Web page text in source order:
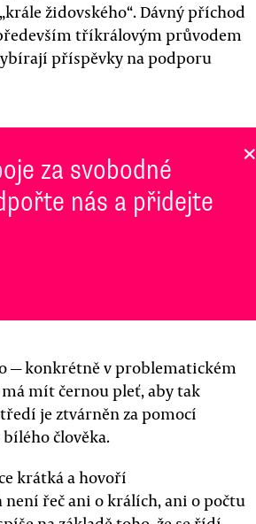
židovského“. Dávný příchod
tříkrálovým průvodem
příspěvky na podporu
za svobodné
nás a přidejte
×
— konkrétně v problematickém
mít černou pleť, aby tak
je ztvárněn za pomocí
člověka.
krátká a hovoří
není řeč ani o králích, ani o počtu